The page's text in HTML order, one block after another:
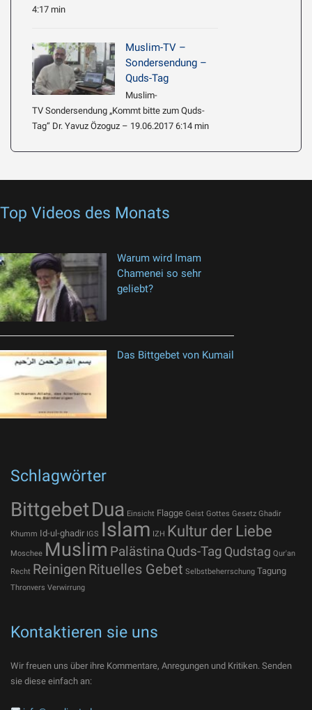
4:17 min
Muslim-TV –
Sondersendung –
Quds-Tag
Muslim-
TV Sondersendung „Kommt bitte zum Quds-
Tag“ Dr. Yavuz Özoguz – 19.06.2017 6:14 min
Top Videos des Monats
Warum wird Imam
Chamenei so sehr
geliebt?
Das Bittgebet von Kumail
Schlagwörter
BittgebetDua Einsicht Flagge Geist Gottes Gesetz Ghadir
Khumm Id-ul-ghadir IGS Islam IZH Kultur der Liebe
Moschee Muslim Palästina Quds-Tag Qudstag Qur'an
Recht Reinigen Rituelles Gebet Selbstbeherrschung Tagung
Thronvers Verwirrung
Kontaktieren sie uns
Wir freuen uns über ihre Kommentare, Anregungen und Kritiken. Senden
sie diese einfach an: